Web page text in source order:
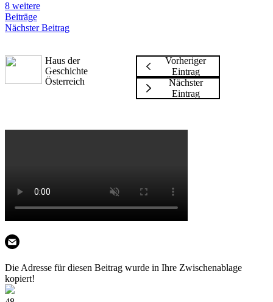
8 weitere
Beiträge
Nächster Beitrag
Haus der
Geschichte
Österreich
Vorheriger
Eintrag
Nächster
Eintrag
Die Adresse für diesen Beitrag wurde in Ihre Zwischenablage
kopiert!